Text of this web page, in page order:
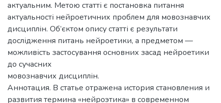
актуальним. Метою статті є постановка питання
актуальності нейроетичних проблем для мовознавчих
дисциплін. Об’єктом опису статті є результати
дослідження питань нейроетики, а предметом —
можливість застосування основних засад нейроетики
до сучасних
мовознавчих дисциплін.
Аннотация. В статье отражена история становления и
развития термина «нейроэтика» в современном